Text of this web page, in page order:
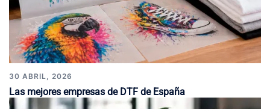
30 ABRIL, 2026
Las mejores empresas de DTF de España